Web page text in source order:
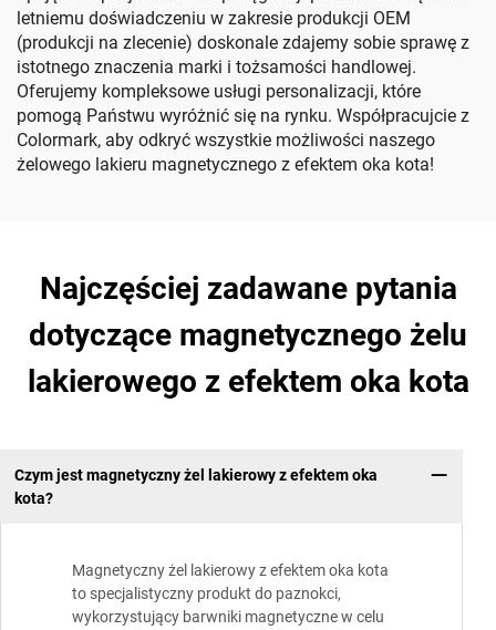
letniemu doświadczeniu w zakresie produkcji OEM
(produkcji na zlecenie) doskonale zdajemy sobie sprawę z
istotnego znaczenia marki i tożsamości handlowej.
Oferujemy kompleksowe usługi personalizacji, które
pomogą Państwu wyróżnić się na rynku. Współpracujcie z
Colormark, aby odkryć wszystkie możliwości naszego
żelowego lakieru magnetycznego z efektem oka kota!
Najczęściej zadawane pytania
dotyczące magnetycznego żelu
lakierowego z efektem oka kota
Czym jest magnetyczny żel lakierowy z efektem oka
kota?
Magnetyczny żel lakierowy z efektem oka kota
to specjalistyczny produkt do paznokci,
wykorzystujący barwniki magnetyczne w celu